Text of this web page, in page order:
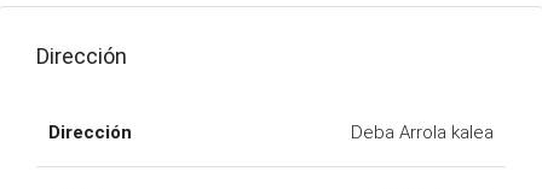
Dirección
Dirección Deba Arrola kalea